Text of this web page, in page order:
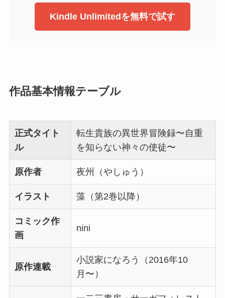
Kindle Unlimitedを無料で試す
作品基本情報テーブル
正式タイト
ル
転生貴族の異世界冒険録〜自重
を知らない神々の使徒〜
原作者 夜州（やしゅう）
イラスト 藻（第2巻以降）
コミック作
画
nini
原作連載
小説家になろう（2016年10
月〜）